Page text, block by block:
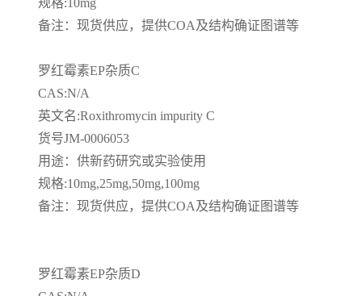
式
言
备注：现货供应，提供COA 及结构确证图谱等
罗红霉素EP杂质C
CAS:N/A
英文名:Roxithromycin impurity C
货号JM-0006053
用途：供新药研究或实验使用
规格:10mg,25mg,50mg,100mg
备注：现货供应，提供COA 及结构确证图谱等
罗红霉素EP杂质D